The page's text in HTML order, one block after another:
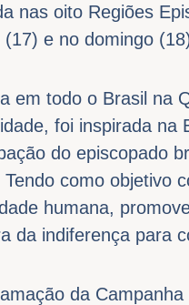
nas oito Regiões
(17) e no domingo
em todo o Brasil na
foi inspirada na
do episcopado
como objetivo
humana,
da indiferença para
da